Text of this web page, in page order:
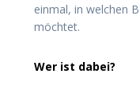
einmal, in welchen
möchtet.
Wer ist dabei?